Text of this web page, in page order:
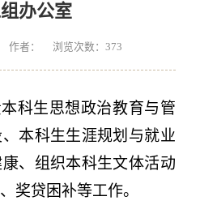
办公室
作者： 浏览次数： 373
科生思想政治教育与管
本科生生涯规划与就业
、组织本科生文体活动
奖贷困补等工作。